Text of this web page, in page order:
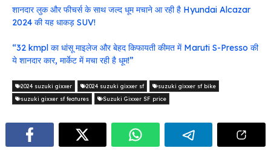
शानदार लुक और फीचर्स के साथ जल्द धूम मचाने आ रही है Hyundai Alcazar
2024 की यह धाकड़ SUV!
“32 kmpl का धांसू माइलेज और बेहद किफायती कीमत में Maruti S-Presso की
ये शानदार कार, मार्केट में मचा रही है धूम!”
2024 suzuki gixxer 2024 suzuki gixxer sf
suzuki gixxer sf bike
suzuki gixxer sf features
Suzuki Gixxer SF price